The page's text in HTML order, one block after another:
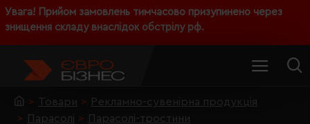
Увага! Прийом замовлень тимчасово призупинено через
знищення складу внаслідок обстрілу рф.
Товари
Рекламно-сувенірна продукція
Парасолі
Парасолі-тростини